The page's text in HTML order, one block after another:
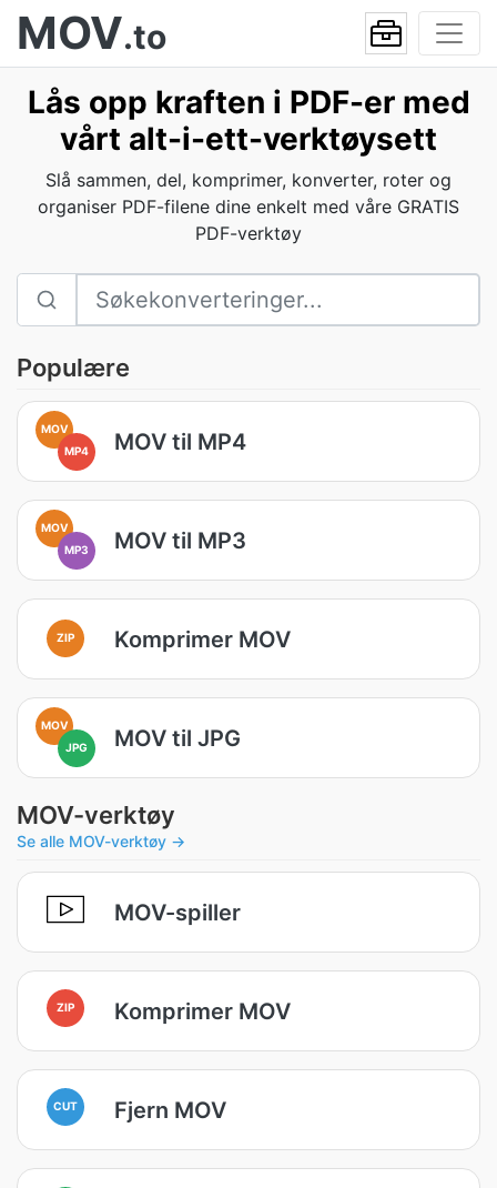
MOV.to
Lås opp kraften i PDF-er med
vårt alt-i-ett-verktøysett
Slå sammen, del, komprimer, konverter, roter og
organiser PDF-filene dine enkelt med våre GRATIS
PDF-verktøy
Populære
MOV
MP4
MOV til MP4
MOV
MP3
MOV til MP3
ZIP Komprimer MOV
MOV
JPG
MOV til JPG
MOV-verktøy
Se alle MOV-verktøy →
MOV-spiller
ZIP Komprimer MOV
CUT Fjern MOV